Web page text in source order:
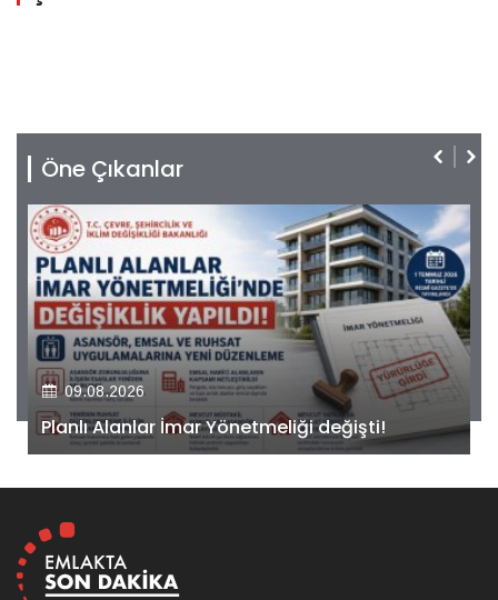
Öne Çıkanlar
09.08.2026
Kiler GYO’dan Pendik Dolayoba projesiyle ilgili
önemli adım!